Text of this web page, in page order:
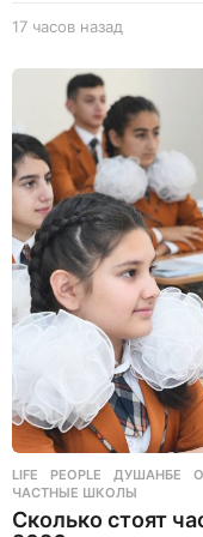
17 часов назад
ч
а
с
о
в
н
а
з
а
д
LIFE ,PEOPLE ДУШАНБЕ ,
ЧАСТНЫЕ ШКОЛЫ
Сколько стоят